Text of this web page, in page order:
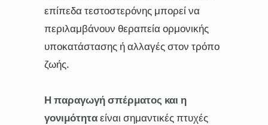
επίπεδα τεστοστερόνης μπορεί να
περιλαμβάνουν θεραπεία ορμονικής
υποκατάστασης ή αλλαγές στον τρόπο
ζωής.
Η παραγωγή σπέρματος και η
γονιμότηταείναι σημαντικές πτυχές